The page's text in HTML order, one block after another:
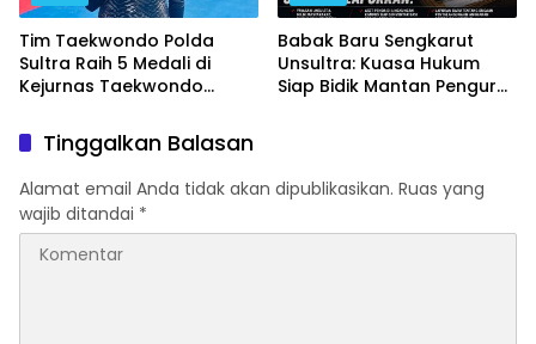
Tim Taekwondo Polda
Sultra Raih 5 Medali di
Kejurnas Taekwondo
Babak Baru Sengkarut
Unsultra: Kuasa Hukum
Siap Bidik Mantan Pengurus
Tinggalkan Balasan
Alamat email Anda tidak akan dipublikasikan. Ruas yang
wajib ditandai *